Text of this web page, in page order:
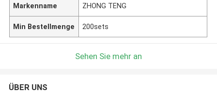
Markenname ZHONG TENG
Min Bestellmenge 200sets
Sehen Sie mehr an
ÜBER UNS